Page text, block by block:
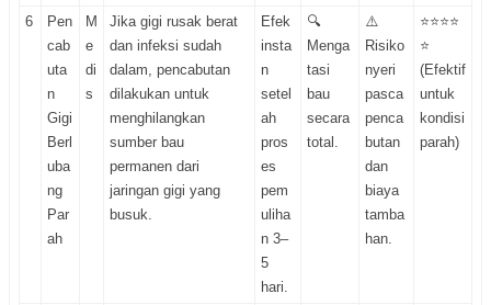
6
Pen
cab
uta
n
Gigi
Berl
uba
ng
Par
ah
M
e
di
s
Jika gigi rusak berat
dan infeksi sudah
dalam, pencabutan
dilakukan untuk
menghilangkan
sumber bau
permanen dari
jaringan gigi yang
busuk.
Efek
insta
n
setel
ah
pros
es
pem
uliha
n 3–
5
hari.
🔍
Menga
tasi
bau
secara
total.
⚠️
Risiko
nyeri
pasca
penca
butan
dan
biaya
tamba
han.
⭐⭐⭐⭐
⭐
(Efektif
untuk
kondisi
parah)